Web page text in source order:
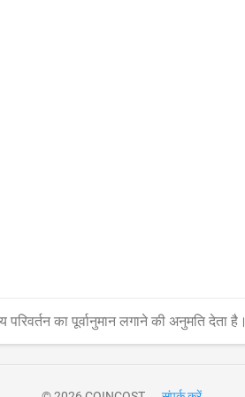
का पूर्वानुमान लगाने की अनुमति देता है।